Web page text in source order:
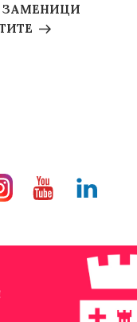
ЗАМЕНИЦИ
YoutubeLinkedin